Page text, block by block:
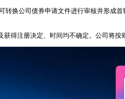
换公司债券申请文件进行审核并形成
得注册决定、时间均不确定。公司将按